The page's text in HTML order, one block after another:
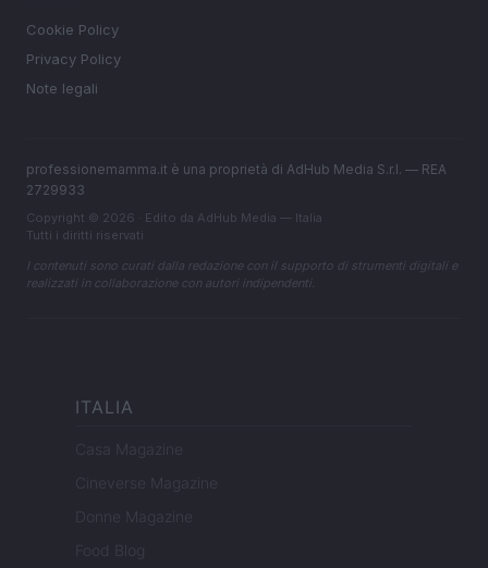
Cookie Policy
Privacy Policy
Note legali
professionemamma.it è una proprietà di AdHub Media S.r.l. — REA
2729933
Copyright © 2026 · Edito da AdHub Media — Italia
Tutti i diritti riservati
I contenuti sono curati dalla redazione con il supporto di strumenti digitali e
realizzati in collaborazione con autori indipendenti.
ITALIA
Casa Magazine
Cineverse Magazine
Donne Magazine
Food Blog